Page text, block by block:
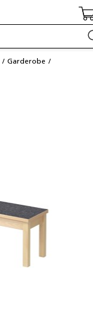
Garderobe